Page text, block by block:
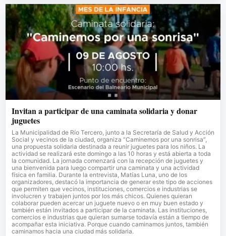
Invitan a participar de una caminata solidaria y donar
juguetes
La Municipalidad de Río Tercero, junto a la Secretaría de Salud y Acción
Social y vecinos de la ciudad, organiza “Caminemos por una sonrisa”,
una propuesta solidaria destinada a reunir juguetes para los niños. La
actividad se realizará este domingo a las 10 horas y está abierta a toda
la comunidad. La jornada comenzará con la recepción de juguetes y
una bienvenida para luego compartir una caminata y una actividad
física en familia. Durante la entrevista, Matías Luna, uno de los
organizadores, destacó la importancia de generar este tipo de acciones
que permiten que vecinos, instituciones, comercios e industrias se
involucren y trabajen juntos por los más chicos. Quienes quieran
colaborar pueden acercar un juguete nuevo o en muy buen estado y
también están invitados a participar de la caminata. Las instituciones,
comercios e industrias que quieran sumarse todavía están a tiempo de
acompañar esta iniciativa. Porque cuando caminamos juntos, también
caminamos hacia una ciudad más solidaria.